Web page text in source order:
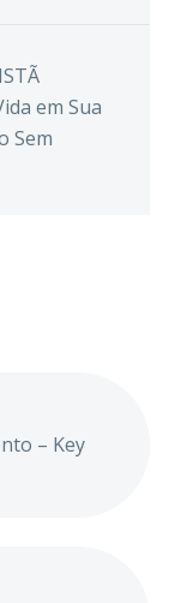
em Sua
Sem
– Key